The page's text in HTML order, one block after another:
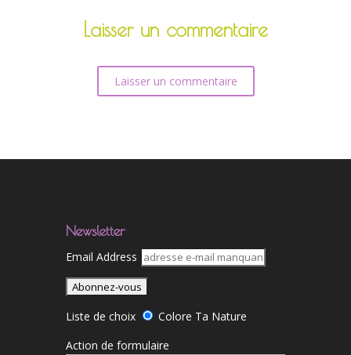
Laisser un commentaire
Laisser un commentaire
Newsletter
Email Address
Liste de choix
Colore Ta Nature
Action de formulaire